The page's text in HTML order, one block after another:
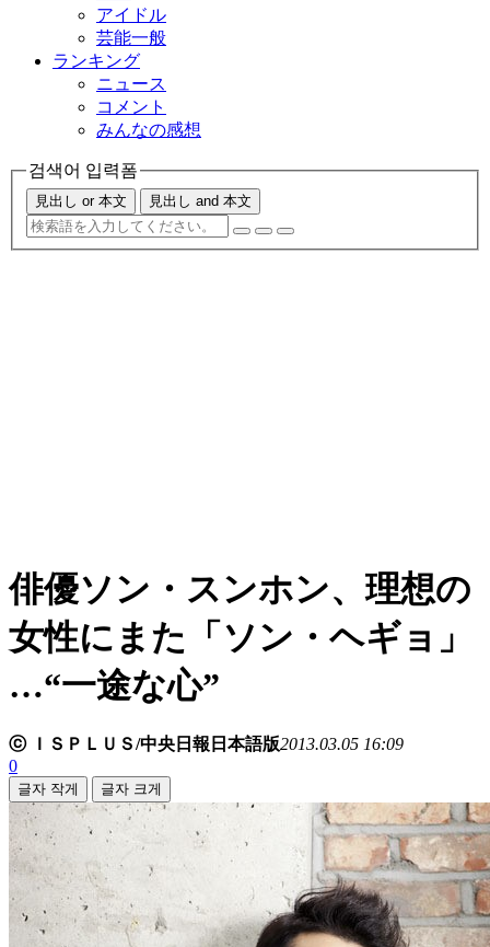
アイドル
芸能一般
ランキング
ニュース
コメント
みんなの感想
검색어 입력폼
見出し or 本文 見出し and 本文
俳優ソン・スンホン、理想の
女性にまた「ソン・ヘギョ」
…“一途な心”
ⓒ ＩＳＰＬＵＳ/中央日報日本語版2013.03.05 16:09
0
글자 작게 글자 크게